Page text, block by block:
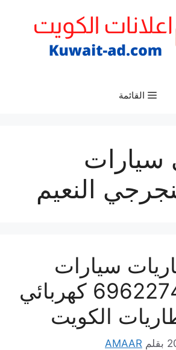
القائمة
سيارات
النعيم
سيارات
النعيم 69622745 كهربائي
الكويت
بقلم AMAAR